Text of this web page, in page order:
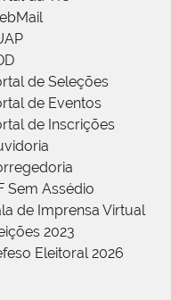
de Seleções
de Eventos
de Inscrições
Sem Assédio
de Imprensa Virtual
2023
Eleitoral 2026